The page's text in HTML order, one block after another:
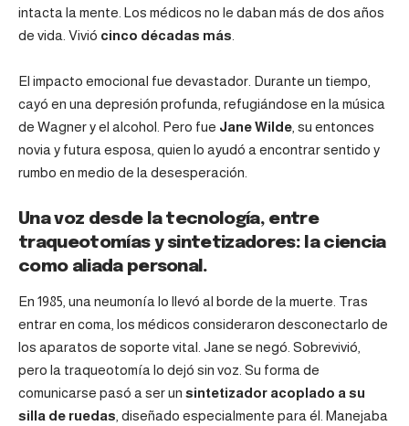
intacta la mente. Los médicos no le daban más de dos años
de vida. Vivió cinco décadas más
El impacto emocional fue devastador. Durante un tiempo,
cayó en una depresión profunda, refugiándose en la música
de Wagner y el alcohol. Pero fue Jane Wilde , su entonces
novia y futura esposa, quien lo ayudó a encontrar sentido y
rumbo en medio de la desesperación.
Una voz desde la tecnología, entre
traqueotomías y sintetizadores: la ciencia
como aliada personal.
En 1985, una neumonía lo llevó al borde de la muerte. Tras
entrar en coma, los médicos consideraron desconectarlo de
los aparatos de soporte vital. Jane se negó. Sobrevivió,
pero la traqueotomía lo dejó sin voz. Su forma de
comunicarse pasó a ser un sintetizador acoplado a su
silla de ruedas , diseñado especialmente para él. Manejaba